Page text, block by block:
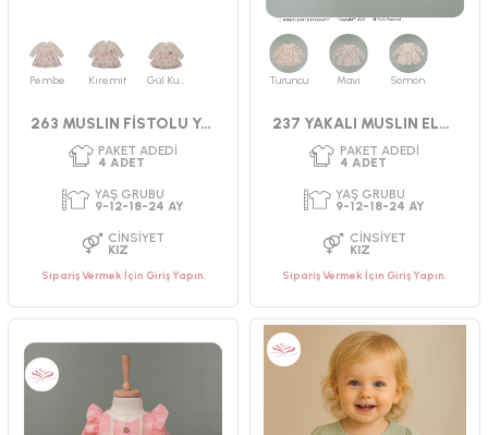
PAKET ADEDI
YAŞ GRUBU
2-3-4-5 YAŞ
KIZ
PAKET ADEDI
YAŞ GRUBU
2-3-4-5 YAŞ
KIZ
Pembe Kiremit Gül Kurusu
263 MUSLIN FİSTOLU YAKALI ELBİSE 9-18
Sipariş Vermek İçin Giriş Yapın.
Turuncu Mavi Somon
237 YAKALI MUSLIN ELBİSE 9-24 AY
Sipariş Vermek İçin Giriş Yapın.